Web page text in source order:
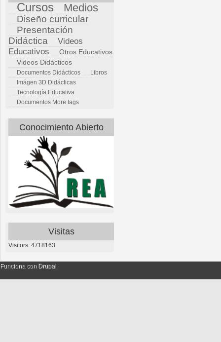
Cursos Medios
Diseño curricular
Presentación
Didáctica
Videos
Educativos
Otros Educativos
Videos Didácticos
Documentos Didácticos
Libros
Imágen 3D Didácticas
Tecnología Educativa
Documentos More tags
Conocimiento Abierto
Visitas
Visitors: 4718163
Funciona con Drupal